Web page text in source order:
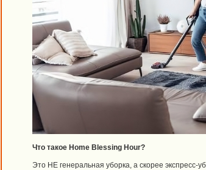
Что такое Home Blessing Hour?
Это НЕ генеральная уборка, а скорее экспресс-